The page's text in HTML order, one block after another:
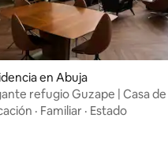
en Abuja
refugio Guzape | Casa
dormitorios
· Familiar · Estado